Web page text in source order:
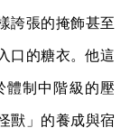
誇張的掩飾甚至
口的糖衣。他這
體制中階級的壓
獸」的養成與宿